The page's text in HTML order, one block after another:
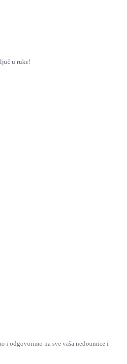
u ruke!
i odgovorimo na sve vaša nedoumice i